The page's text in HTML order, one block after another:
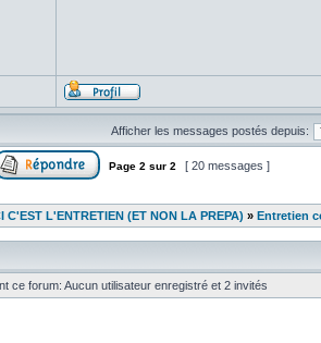
Afficher les messages postés depuis:
Page 2 sur 2 [ 20 messages ]
C'EST L'ENTRETIEN (ET NON LA PREPA) » Entretien
ce forum: Aucun utilisateur enregistré et 2 invités